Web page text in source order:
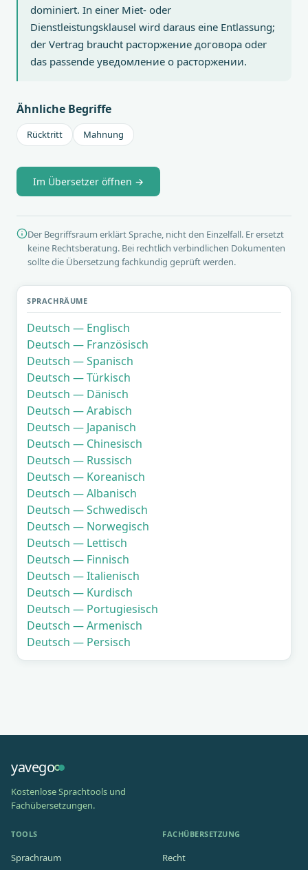
dominiert. In einer Miet- oder
Dienstleistungsklausel wird daraus eine Entlassung;
der Vertrag braucht расторжение договора oder
das passende уведомление о расторжении.
Ähnliche Begriffe
Rücktritt Mahnung
Im Übersetzer öffnen →
Der Begriffsraum erklärt Sprache, nicht den Einzelfall. Er ersetzt
keine Rechtsberatung. Bei rechtlich verbindlichen Dokumenten
sollte die Übersetzung fachkundig geprüft werden.
SPRACHRÄUME
Deutsch — Englisch
Deutsch — Französisch
Deutsch — Spanisch
Deutsch — Türkisch
Deutsch — Dänisch
Deutsch — Arabisch
Deutsch — Japanisch
Deutsch — Chinesisch
Deutsch — Russisch
Deutsch — Koreanisch
Deutsch — Albanisch
Deutsch — Schwedisch
Deutsch — Norwegisch
Deutsch — Lettisch
Deutsch — Finnisch
Deutsch — Italienisch
Deutsch — Kurdisch
Deutsch — Portugiesisch
Deutsch — Armenisch
Deutsch — Persisch
yavego
Kostenlose Sprachtools und
Fachübersetzungen.
TOOLS
Sprachraum
FACHÜBERSETZUNG
Recht